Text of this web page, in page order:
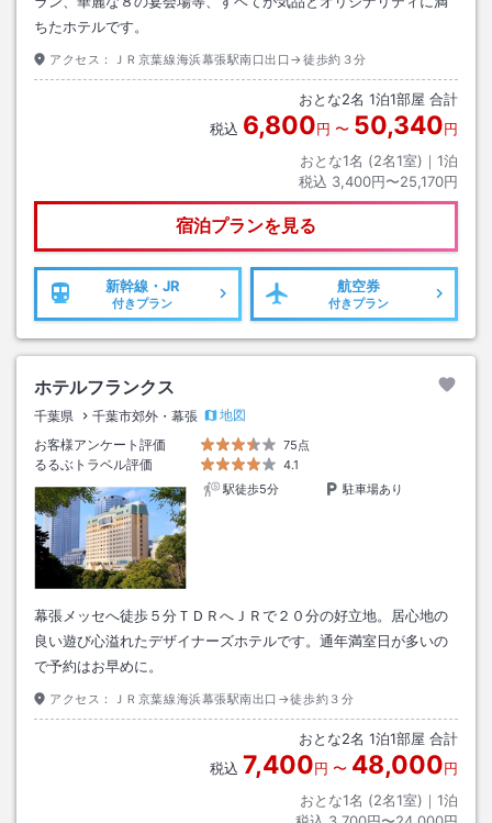
ちたホテルです。
アクセス： ＪＲ京葉線海浜幕張駅南口出口→徒歩約３分
おとな2名 1泊1部屋 合計
税込 6,800円 〜 50,340円
おとな1名 (2名1室)｜ 1泊
税込 3,400円〜25,170円
宿泊プランを見る
新幹線・JR
付きプラン
航空券
付きプラン
ホテルフランクス
千葉県 千葉市郊外・幕張
地図
お客様アンケート評価
75点
るるぶトラベル評価
4.1
駅徒歩5分
駐車場あり
幕張メッセへ徒歩５分ＴＤＲへＪＲで２０分の好立地。居心地の
良い遊び心溢れたデザイナーズホテルです。通年満室日が多いの
で予約はお早めに。
アクセス： ＪＲ京葉線海浜幕張駅南出口→徒歩約３分
おとな2名 1泊1部屋 合計
税込 7,400円 〜 48,000円
おとな1名 (2名1室)｜ 1泊